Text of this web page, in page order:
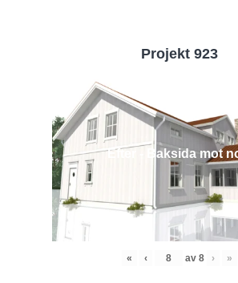
Projekt 923
Efter - Baksida mot
« ‹ av 8 › »